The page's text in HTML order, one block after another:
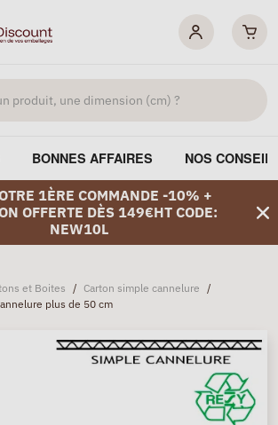
BONNES AFFAIRES NOS
1ÈRE COMMANDE -10% +
OFFERTE DÈS 149€HT CODE:
NEW10L
et Boites / Carton simple cannelure /
plus de 50 cm